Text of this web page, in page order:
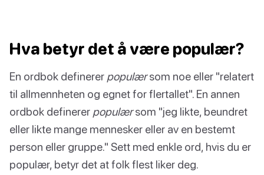
Hva betyr det å være populær?
En ordbok definerer populærsom noe eller "relatert
til allmennheten og egnet for flertallet". En annen
ordbok definerer populærsom "jeg likte, beundret
eller likte mange mennesker eller av en bestemt
person eller gruppe." Sett med enkle ord, hvis du er
populær, betyr det at folk flest liker deg.